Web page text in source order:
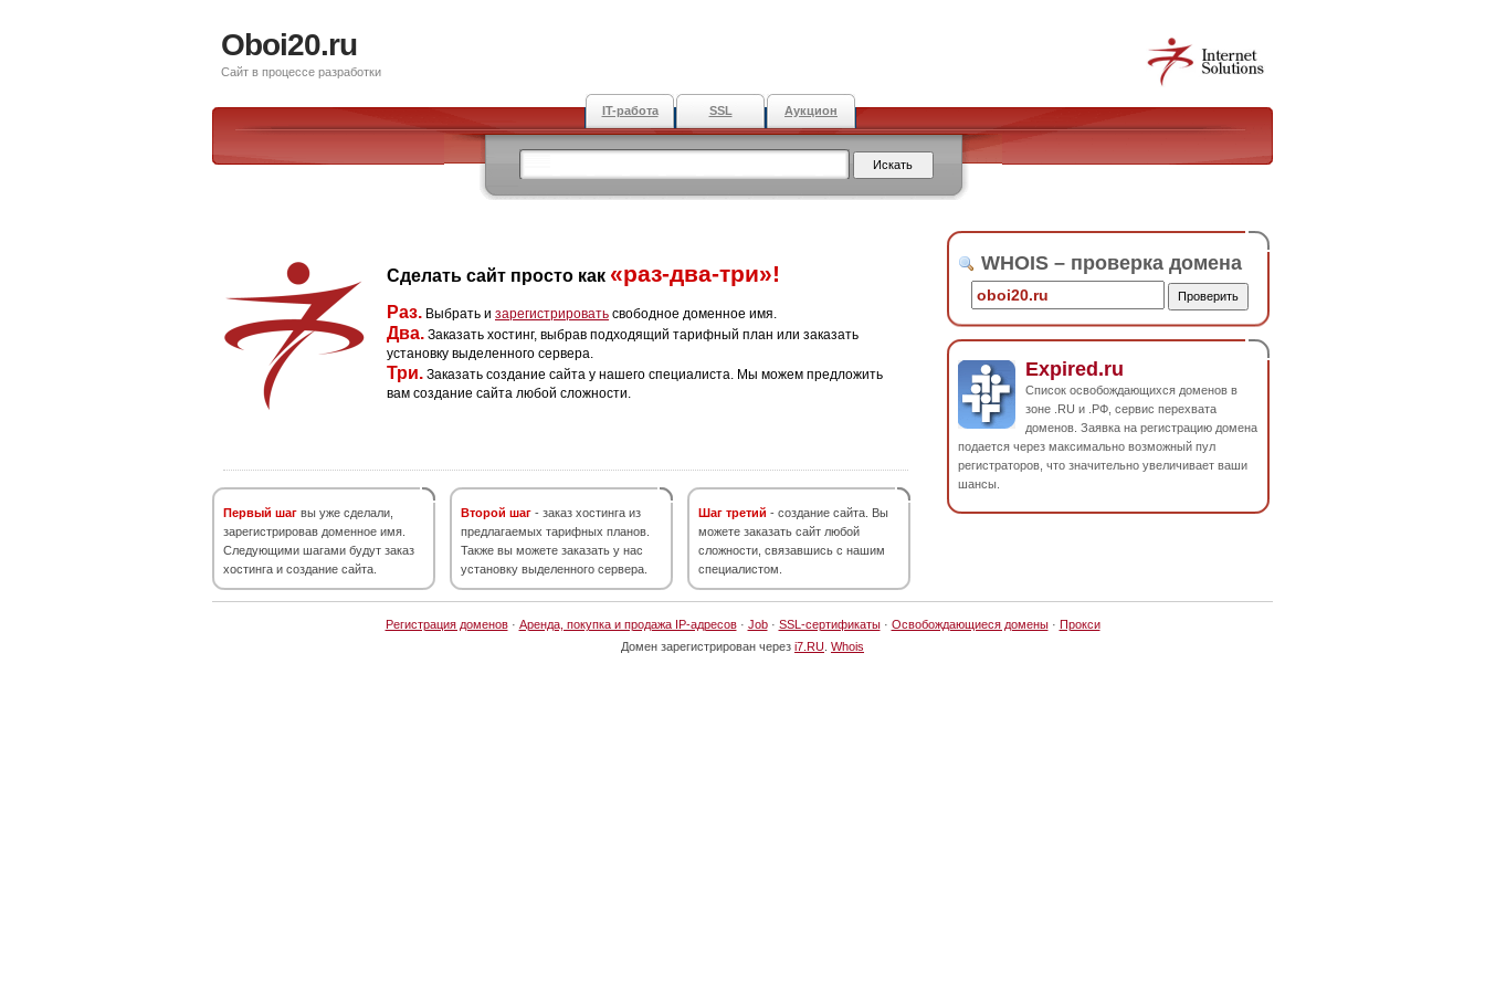
Oboi20.ru
Сайт в процессе разработки
IT-работа SSL Аукцион
Сделать сайт просто как «раз-два-три»!
Раз. Выбрать и зарегистрировать свободное доменное имя.
Два. Заказать хостинг, выбрав подходящий тарифный план или заказать
установку выделенного сервера.
Три. Заказать создание сайта у нашего специалиста. Мы можем предложить
вам создание сайта любой сложности.
Первый шаг вы уже сделали,
зарегистрировав доменное имя.
Следующими шагами будут заказ
хостинга и создание сайта.
Второй шаг - заказ хостинга из
предлагаемых тарифных планов.
Также вы можете заказать у нас
установку выделенного сервера.
Шаг третий - создание сайта. Вы
можете заказать сайт любой
сложности, связавшись с нашим
специалистом.
WHOIS – проверка домена
Expired.ru
Список освобождающихся доменов в
зоне .RU и .РФ, сервис перехвата
доменов. Заявка на регистрацию домена
подается через максимально возможный пул
регистраторов, что значительно увеличивает ваши
шансы.
Регистрация доменов· Аренда, покупка и продажа IP-адресов· Job· SSL-сертификаты· Освобождающиеся домены· Прокси
Домен зарегистрирован через i7.RU Whois